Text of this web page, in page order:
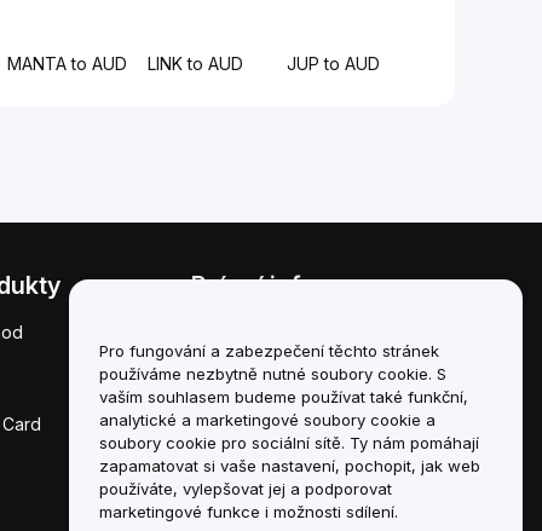
MANTA to AUD LINK to AUD JUP to AUD
Právní informace
Souhrn zásad úschovy a
správy
Informace o ESG
Crypto-Asset White
Papers
Pro fungování a zabezpečení těchto stránek
používáme nezbytně nutné soubory cookie. S
vaším souhlasem budeme používat také funkční,
analytické a marketingové soubory cookie a
soubory cookie pro sociální sítě. Ty nám pomáhají
zapamatovat si vaše nastavení, pochopit, jak web
používáte, vylepšovat jej a podporovat
marketingové funkce i možnosti sdílení.